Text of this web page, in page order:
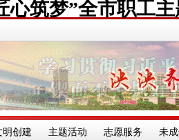
心筑梦”全市职工
明创建 主题活动 志愿服务 未